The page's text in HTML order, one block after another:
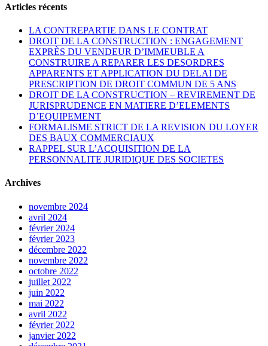
Articles récents
LA CONTREPARTIE DANS LE CONTRAT
DROIT DE LA CONSTRUCTION : ENGAGEMENT
EXPRÈS DU VENDEUR D’IMMEUBLE A
CONSTRUIRE A REPARER LES DESORDRES
APPARENTS ET APPLICATION DU DELAI DE
PRESCRIPTION DE DROIT COMMUN DE 5 ANS
DROIT DE LA CONSTRUCTION – REVIREMENT DE
JURISPRUDENCE EN MATIERE D’ELEMENTS
D’EQUIPEMENT
FORMALISME STRICT DE LA REVISION DU LOYER
DES BAUX COMMERCIAUX
RAPPEL SUR L’ACQUISITION DE LA
PERSONNALITE JURIDIQUE DES SOCIETES
Archives
novembre 2024
avril 2024
février 2024
février 2023
décembre 2022
novembre 2022
octobre 2022
juillet 2022
juin 2022
mai 2022
avril 2022
février 2022
janvier 2022